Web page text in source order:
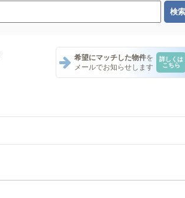
希望にマッチした物件を
メールでお知らせします
詳しくは
こちら